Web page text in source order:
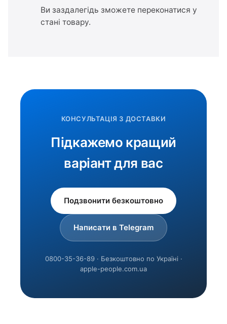
Ви заздалегідь зможете переконатися у
стані товару.
КОНСУЛЬТАЦІЯ З ДОСТАВКИ
Підкажемо кращий
варіант для вас
Подзвонити безкоштовно
Написати в Telegram
0800-35-36-89 · Безкоштовно по Україні ·
apple-people.com.ua